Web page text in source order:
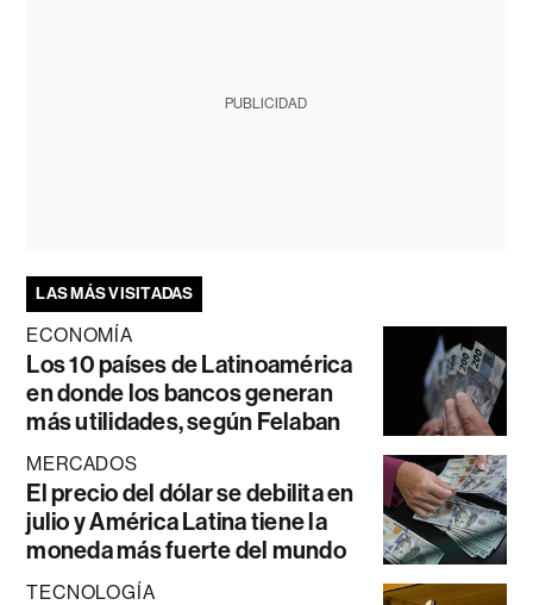
PUBLICIDAD
LAS MÁS VISITADAS
ECONOMÍA
Los 10 países de Latinoamérica
en donde los bancos generan
más utilidades, según Felaban
MERCADOS
El precio del dólar se debilita en
julio y América Latina tiene la
moneda más fuerte del mundo
TECNOLOGÍA